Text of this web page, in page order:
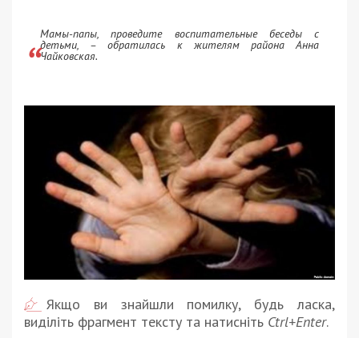
Мамы-папы, проведите воспитательные беседы с
детьми, – обратилась к жителям районаАнна
Чайковская.
Якщо ви знайшли помилку, будь ласка,
виділіть фрагмент тексту та натисніть Ctrl+Enter.